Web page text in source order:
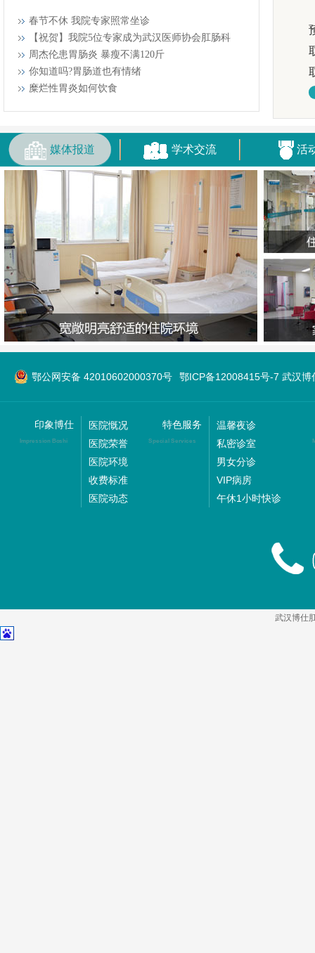
春节不休 我院专家照常坐诊
【祝贺】我院5位专家成为武汉医师协会肛肠科
周杰伦患胃肠炎 暴瘦不满120斤
你知道吗?胃肠道也有情绪
糜烂性胃炎如何饮食
媒体报道 学术交流 活
鄂公网安备 42010602000370号 鄂ICP备12008415号-7 武汉博
印象博仕
Impression Boshi
医院慨况
医院荣誉
医院环境
收费标准
医院动态
特色服务
Special Services
温馨夜诊
私密诊室
男女分诊
VIP病房
午休1小时快诊
武汉博仕